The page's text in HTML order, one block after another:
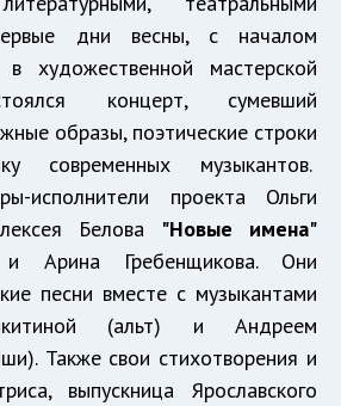
дни весны, с началом
художественной мастерской
концерт, сумевший
образы, поэтические строки
современных музыкантов.
исполнители проекта Ольги
Белова "Новые имена"
Арина Гребенщикова. Они
песни вместе с музыкантами
(альт) и Андреем
Также свои стихотворения и
выпускница Ярославского